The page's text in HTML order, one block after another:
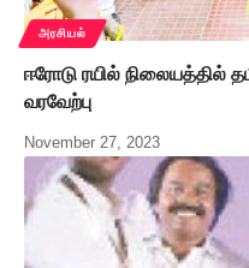
அரசியல்
ஈரோடு ரயில் நிலையத்தில்
வரவேற்பு
November 27, 2023